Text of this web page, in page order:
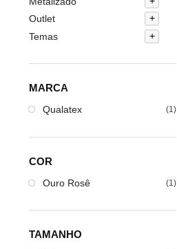
Outlet
Temas
MARCA
Qualatex (1)
COR
Ouro Rosê (1)
TAMANHO